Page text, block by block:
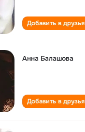
Добавить в друзья
Анна Балашова
Добавить в друзья